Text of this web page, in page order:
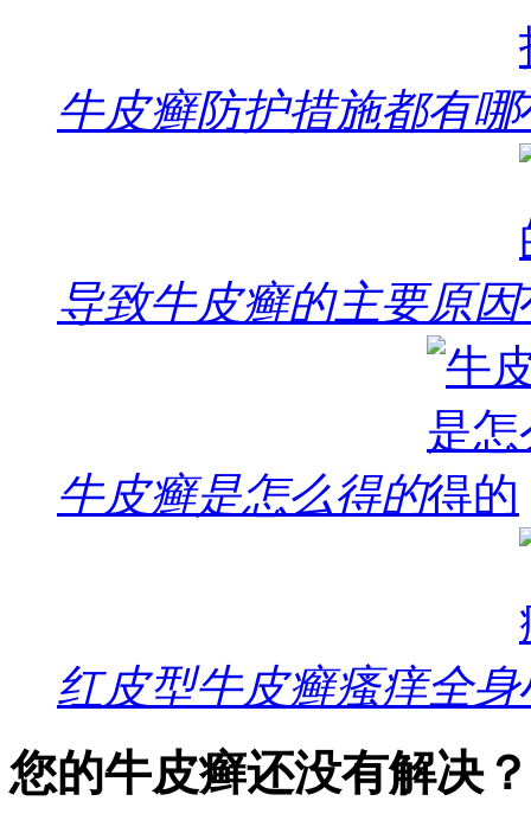
牛皮癣防护措施都有哪
导致牛皮癣的主要原因
牛皮癣是怎么得的
红皮型牛皮癣瘙痒全身
您的牛皮癣还没有解决？